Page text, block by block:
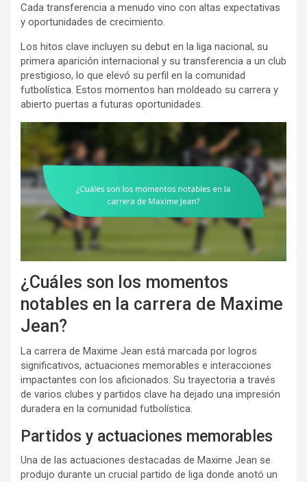
Cada transferencia a menudo vino con altas expectativas
y oportunidades de crecimiento.
Los hitos clave incluyen su debut en la liga nacional, su
primera aparición internacional y su transferencia a un club
prestigioso, lo que elevó su perfil en la comunidad
futbolística. Estos momentos han moldeado su carrera y
abierto puertas a futuras oportunidades.
¿Cuáles son los momentos
notables en la carrera de Maxime
Jean?
La carrera de Maxime Jean está marcada por logros
significativos, actuaciones memorables e interacciones
impactantes con los aficionados. Su trayectoria a través
de varios clubes y partidos clave ha dejado una impresión
duradera en la comunidad futbolística.
Partidos y actuaciones memorables
Una de las actuaciones destacadas de Maxime Jean se
produjo durante un crucial partido de liga donde anotó un